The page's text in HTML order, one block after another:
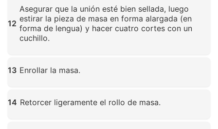
12
Asegurar que la unión esté bien sellada, luego
estirar la pieza de masa en forma alargada (en
forma de lengua) y hacer cuatro cortes con un
cuchillo.
13 Enrollar la masa.
14 Retorcer ligeramente el rollo de masa.